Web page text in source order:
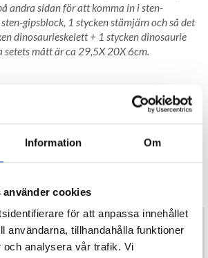
Information Om
använder cookies
för att anpassa innehållet
användarna, tillhandahålla funktioner
och analysera vår trafik. Vi
andra sidan för att komma in i sten-
gipsblock, 1 stycken stämjärn och så det
dinosaurieskelett + 1 stycken dinosaurie
setets mått är ca 29,5X 20X 6cm.
Okänt
med detta utgrävningsset och gräv fram
Varje set innehåller: 1 stycken
av skelettet, 1 stycken redskap med